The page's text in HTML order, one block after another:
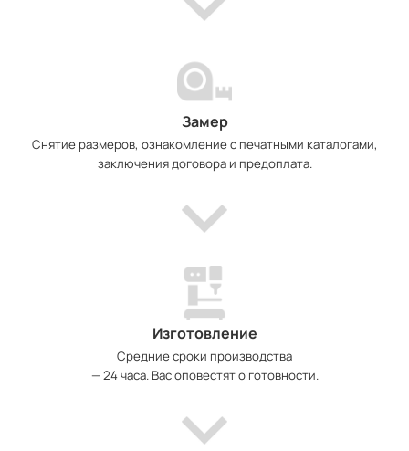
Замер
Снятие размеров, ознакомление с печатными каталогами,
заключения договора и предоплата.
Изготовление
Средние сроки производства
— 24 часа. Вас оповестят о готовности.